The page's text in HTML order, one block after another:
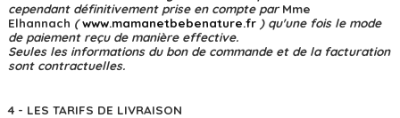
cependant définitivement prise en compte parMme
Elhannach (www.mamanetbebenature.fr ) qu'une fois le mode
de paiement reçu de manière effective.
Seules les informations du bon de commande et de la facturation
sont contractuelles.
4 - LES TARIFS DE LIVRAISON